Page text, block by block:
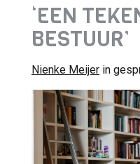
‘EEN
BESTUUR’
Nienke Meijer in